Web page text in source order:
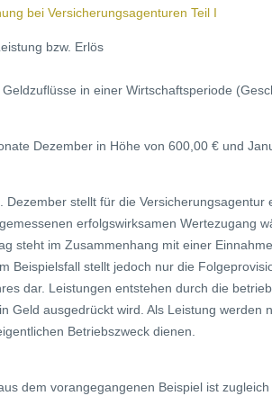
bei Versicherungsagenturen Teil I
bzw. Erlös
in einer Wirtschaftsperiode
Dezember in Höhe von 600,00 € und
stellt für die Versicherungsagentur
erfolgswirksamen Wertezugang
steht im Zusammenhang mit einer
Beispielsfall stellt jedoch nur die
dar. Leistungen entstehen durch die
Geld ausgedrückt wird. Als Leistung werden
Betriebszweck dienen.
dem vorangegangenen Beispiel ist